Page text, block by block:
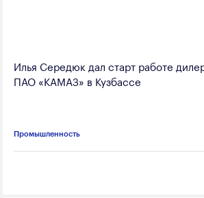
Илья Середюк дал старт работе
ПАО «КАМАЗ» в Кузбассе
Промышленность